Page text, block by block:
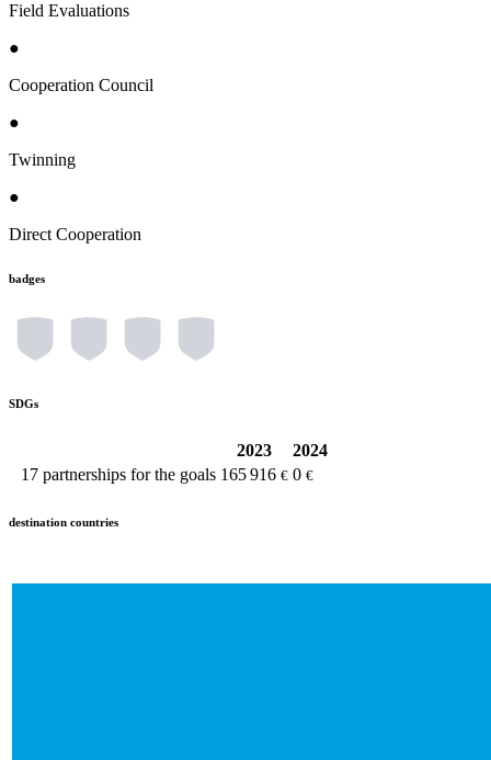
Field Evaluations
●
Cooperation Council
●
Twinning
●
Direct Cooperation
badges
SDGs
2023
2024
17 partnerships for the goals 165 916 € 0 €
destination countries